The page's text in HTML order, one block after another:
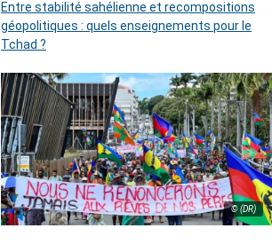
Entre stabilité sahélienne et recompositions
géopolitiques : quels enseignements pour le
Tchad ?
© (DR)